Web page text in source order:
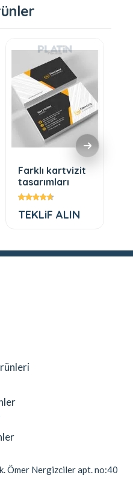
Farklı kartvizit
tasarımları
TEKLiF ALIN
Ömer Nergizciler apt. no:40